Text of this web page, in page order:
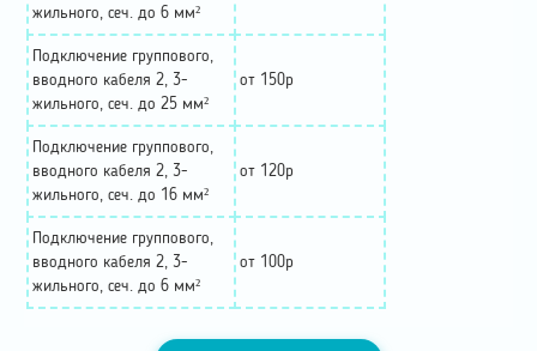
жильного, сеч. до 6 мм²
Подключение группового,
вводного кабеля 2, 3-
жильного, сеч. до 25 мм²
от 150р
Подключение группового,
вводного кабеля 2, 3-
жильного, сеч. до 16 мм²
от 120р
Подключение группового,
вводного кабеля 2, 3-
жильного, сеч. до 6 мм²
от 100р